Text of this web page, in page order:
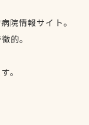
院情報サイト。
的。
。